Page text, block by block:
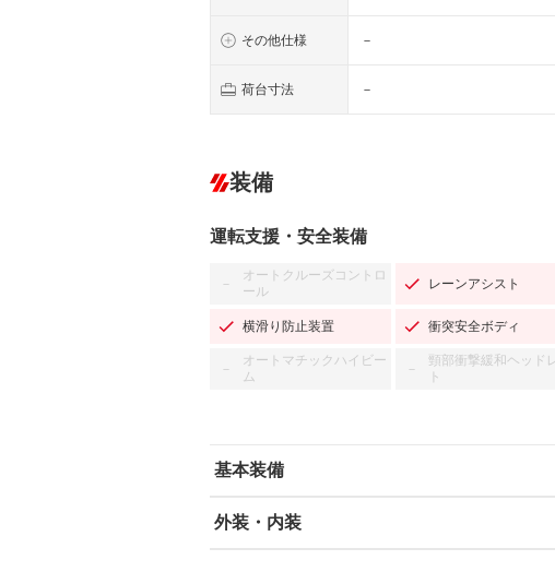
その他仕様 －
荷台寸法 －
装備
運転支援・安全装備
－
オートクルーズコントロ
ール
レーンアシスト
横滑り防止装置 衝突安全ボディ
－
オートマチックハイビー
ム
－
頸部衝撃緩和ヘッド
ト
基本装備
エアバッグ：運転席/助手席
外装・内装